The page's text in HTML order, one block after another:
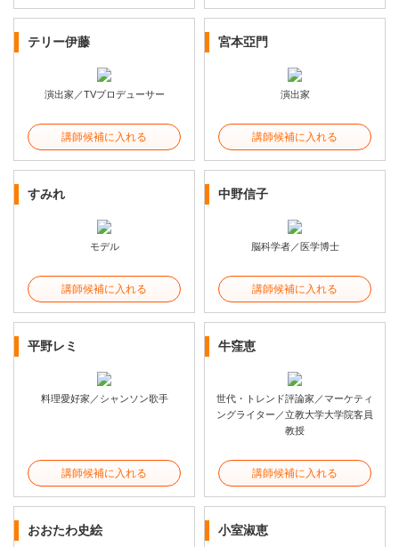
テリー伊藤
演出家／TVプロデューサー
講師候補に入れる
宮本亞門
演出家
講師候補に入れる
すみれ
モデル
講師候補に入れる
中野信子
脳科学者／医学博士
講師候補に入れる
平野レミ
料理愛好家／シャンソン歌手
講師候補に入れる
牛窪恵
世代・トレンド評論家／マーケティ
ングライター／立教大学大学院客員
教授
講師候補に入れる
おおたわ史絵 小室淑恵